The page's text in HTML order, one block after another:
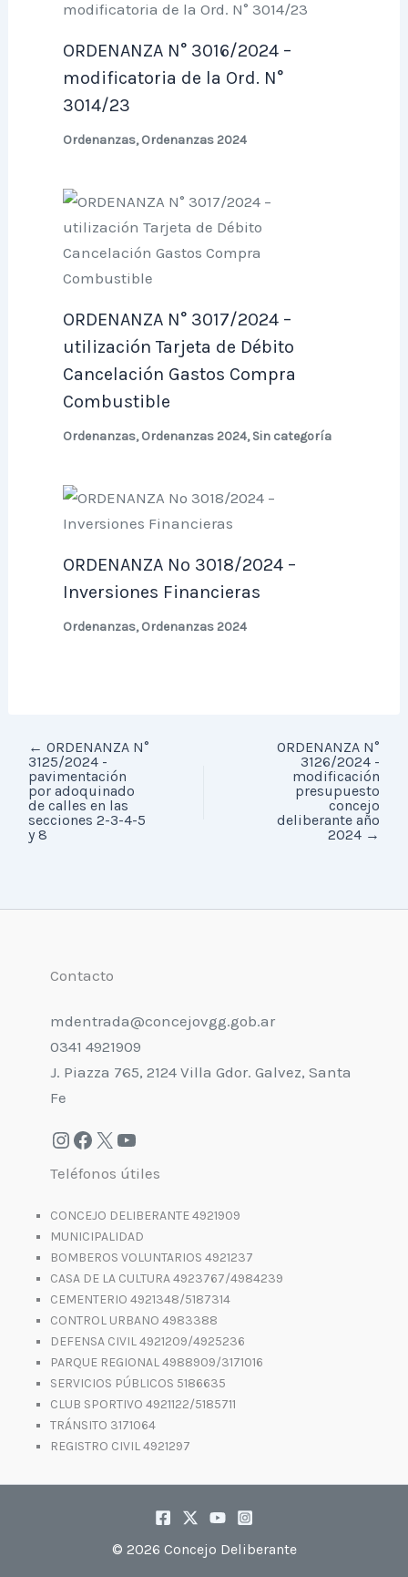
ORDENANZA N° 3016/2024 –
modificatoria de la Ord. N°
3014/23
Ordenanzas,Ordenanzas 2024
ORDENANZA N° 3017/2024 –
utilización Tarjeta de Débito
Cancelación Gastos Compra
Combustible
Ordenanzas,Ordenanzas 2024,Sin categoría
ORDENANZA Nº 3018/2024 –
Inversiones Financieras
Ordenanzas,Ordenanzas 2024
← ORDENANZA N°
3125/2024 -
pavimentación
por adoquinado
de calles en las
secciones 2-3-4-5
y 8
ORDENANZA N°
3126/2024 -
modificación
presupuesto
concejo
deliberante año
2024 →
Contacto
mdentrada@concejovgg.gob.ar
0341 4921909
J. Piazza 765, 2124 Villa Gdor. Galvez, Santa
Fe
Teléfonos útiles
CONCEJO DELIBERANTE 4921909
MUNICIPALIDAD
BOMBEROS VOLUNTARIOS 4921237
CASA DE LA CULTURA 4923767/4984239
CEMENTERIO 4921348/5187314
CONTROL URBANO 4983388
DEFENSA CIVIL 4921209/4925236
PARQUE REGIONAL 4988909/3171016
SERVICIOS PÚBLICOS 5186635
CLUB SPORTIVO 4921122/5185711
TRÁNSITO 3171064
REGISTRO CIVIL 4921297
© 2026 Concejo Deliberante